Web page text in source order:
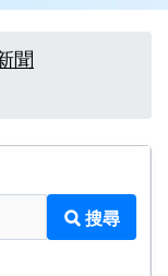
聞
搜尋